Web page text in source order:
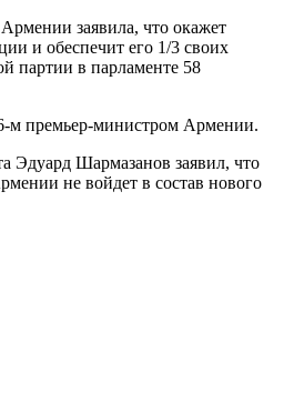
заявила, что окажет
и обеспечит его 1/3 своих
партии в парламенте 58
м премьер-министром Армении.
Эдуард Шармазанов заявил, что
не войдет в состав нового